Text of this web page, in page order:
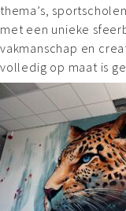
thema’s,
met een unieke
vakmanschap en
volledig op maat is